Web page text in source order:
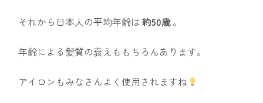
それから日本人の平均年齢は約50歳。
年齢による髪質の衰えももちろんあります。
アイロンもみなさんよく使用されますね